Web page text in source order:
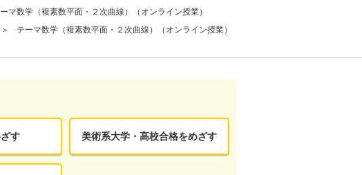
マ数学（複素数平面・２次曲線）（オンライン授業）
テーマ数学（複素数平面・２次曲線）（オンライン授業）
す 美術系大学・高校合格をめざす